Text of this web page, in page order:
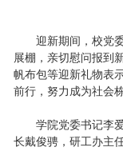
迎新期间，校党
展棚，亲切慰问报到
帆布包等迎新礼物表
前行，努力成为社会栋
学院党委书记李
长戴俊骋，研工办主